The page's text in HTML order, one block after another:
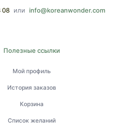
08 или info@koreanwonder.com
Полезные ссылки
Мой профиль
История заказов
Корзина
Список желаний